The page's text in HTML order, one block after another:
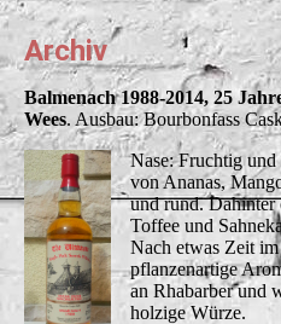
Archiv
Balmenach 1988-2014, 25
Wees. Ausbau: Bourbonfass
Nase: Fruchtig
von Ananas,
und rund.
Toffee und
Nach etwas Zeit
pflanzenartige
an Rhabarber und
holzige Würze.